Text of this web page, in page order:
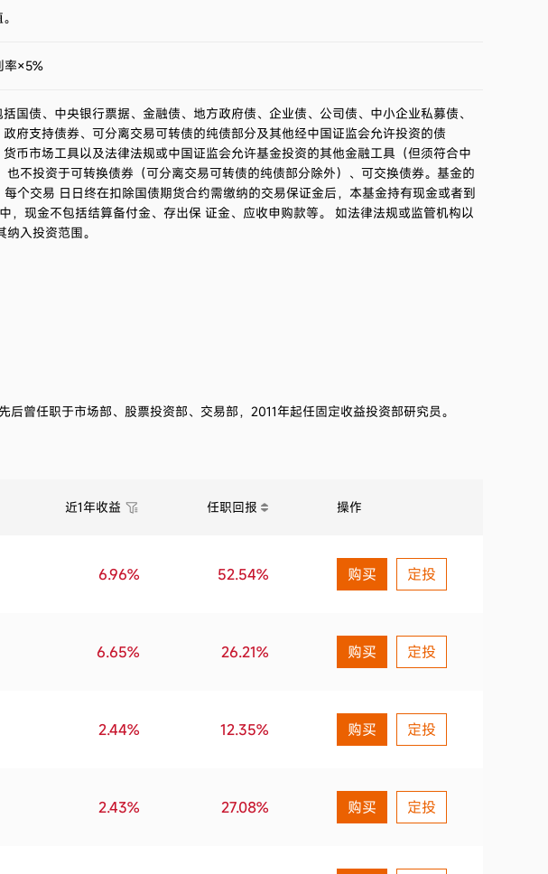
2022第1季度 0.56%
2021第4季度 1.36%
2020第3季度 0.39%
2020第1季度
0.90%
2019第2季度 1.07%
率×5%
国债、中央银行票据、金融债、地方政府债、企业债、公司债、中小企业私募债、
府支持债券、可分离交易可转债的纯债部分及其他经中国证监会允许投资的债
币市场工具以及法律法规或中国证监会允许基金投资的其他金融工具（但须符合中
不投资于可转换债券（可分离交易可转债的纯债部分除外）、可交换债券。基金的
个交易 日日终在扣除国债期货合约需缴纳的交易保证金后，本基金持有现金或者到
，现金不包括结算备付金、存出保 证金、应收申购款等。 如法律法规或监管机构以
入投资范围。
后曾任职于市场部、股票投资部、交易部， 2011年起任固定收益投资部研究员。
近1年收益 任职回报 操作
6.96% 52.54% 购买 定投
6.65% 26.21% 购买 定投
2.44% 12.35% 购买 定投
2.43% 27.08% 购买 定投